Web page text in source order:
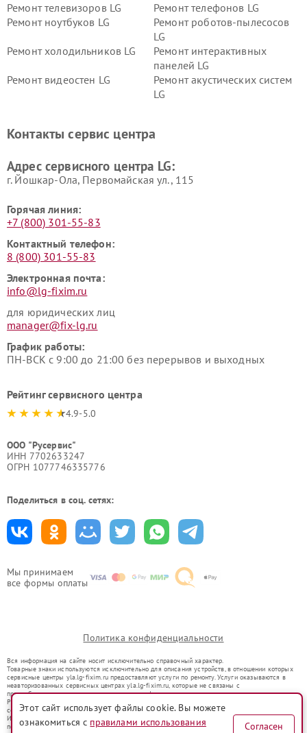
Мы принимаем
все формы оплаты
Ремонт телевизоров LG
Ремонт телефонов LG
Ремонт ноутбуков LG
Ремонт роботов-пылесосов
LG
Ремонт холодильников LG
Ремонт интерактивных
панелей LG
Ремонт видеостен LG
Ремонт акустических систем
LG
Ремонт морозильных камер
Ремонт вертикальных
Контакты сервис центра
Адрес сервисного центра LG:
г. Йошкар-Ола, Первомайская ул., 115
Горячая линия:
+7 (800) 301-55-83
Контактный телефон:
8 (800) 301-55-83
Электронная почта:
info@lg-fixim.ru
для юридических лиц
manager@fix-lg.ru
График работы:
ПН-ВСК с 9:00 до 21:00 без перерывов и выходных
Рейтинг сервисного центра
4.9-5.0
ООО "Русервис"
ИНН 7702633247
ОГРН 1077746335776
Поделиться в соц. сетях:
Политика конфиденциальности
Вся информация на сайте носит исключительно справочный характер.
Товарные знаки используются исключительно для описания устройств, в отношении которых
сервисные центры yla.lg-fixim.ru предоставляют услуги по ремонту. Услуги оказываются в
неавторизованных сервисных центрах yla.lg-fixim.ru, которые не связаны с
правообладателями товарных знаков или их официальными представителями.
Ремонт осуществляется для устройств, уже введенных в гражданский оборот в соответствии
со статьей 1487 ГК РФ.
Использование товарных знаков не преследует цели индивидуализации услуг или введения
потребителей в заблуждение, а служит для информирования о предоставляемых услугах по
Этот сайт использует файлы cookie. Вы можете
ознакомиться с правилами использования
Согласен